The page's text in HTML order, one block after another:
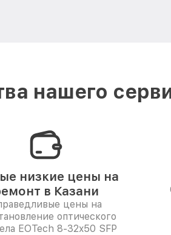
нашего
низкие цены на
в Казани
цены на
оптического
EOTech 8-32x50 SFP